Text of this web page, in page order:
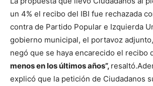
un 4% el recibo del IBI fue rechazada
contra de Partido Popular e Izquierda
gobierno municipal, el portavoz
negó que se haya encarecido el recibo
menos en los últimos años”, resaltó.
explicó que la petición de Ciudadanos